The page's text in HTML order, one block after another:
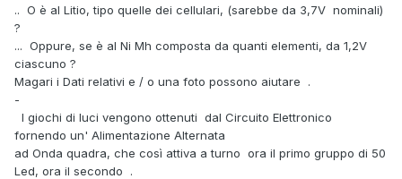
.. O è al Litio, tipo quelle dei cellulari, (sarebbe da 3,7V nominali)
?
... Oppure, se è al Ni Mh composta da quanti elementi, da 1,2V
ciascuno ?
Magari i Dati relativi e / o una foto possono aiutare .
-
I giochi di luci vengono ottenuti dal Circuito Elettronico
fornendo un' Alimentazione Alternata
ad Onda quadra, che così attiva a turno ora il primo gruppo di 50
Led, ora il secondo .